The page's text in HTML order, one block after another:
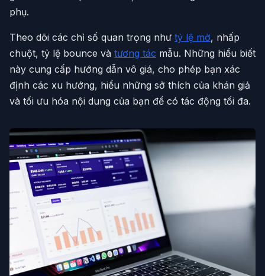
phụ.
Theo dõi các chỉ số quan trọng như tỷ lệ mở, nhấp
chuột, tỷ lệ bounce và tương tác mẫu. Những hiểu biết
này cung cấp hướng dẫn vô giá, cho phép bạn xác
định các xu hướng, hiểu những sở thích của khán giả
và tối ưu hóa nội dung của bạn để có tác động tối đa.